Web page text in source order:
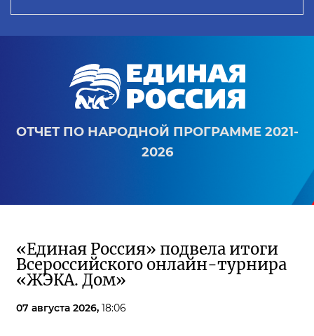
ОТЧЕТ ПО НАРОДНОЙ ПРОГРАММЕ 2021-
2026
«Единая Россия» подвела итоги
Всероссийского онлайн-турнира
«ЖЭКА. Дом»
07 августа 2026, 18:06